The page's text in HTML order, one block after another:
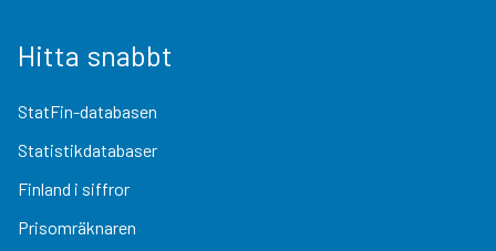
Hitta snabbt
StatFin-databasen
Statistikdatabaser
Finland i siffror
Prisomräknaren